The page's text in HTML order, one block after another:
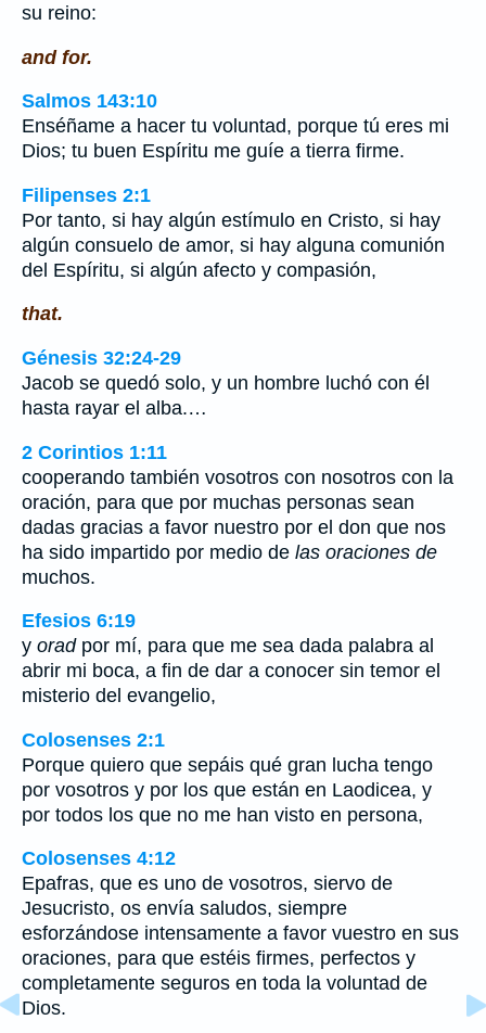
su reino:
and for.
Salmos 143:10
Enséñame a hacer tu voluntad, porque tú eres mi
Dios; tu buen Espíritu me guíe a tierra firme.
Filipenses 2:1
Por tanto, si hay algún estímulo en Cristo, si hay
algún consuelo de amor, si hay alguna comunión
del Espíritu, si algún afecto y compasión,
that.
Génesis 32:24-29
Jacob se quedó solo, y un hombre luchó con él
hasta rayar el alba.…
2 Corintios 1:11
cooperando también vosotros con nosotros con la
oración, para que por muchas personas sean
dadas gracias a favor nuestro por el don que nos
ha sido impartido por medio de las oraciones de
muchos.
Efesios 6:19
y oradpor mí, para que me sea dada palabra al
abrir mi boca, a fin de dar a conocer sin temor el
misterio del evangelio,
Colosenses 2:1
Porque quiero que sepáis qué gran lucha tengo
por vosotros y por los que están en Laodicea, y
por todos los que no me han visto en persona,
Colosenses 4:12
Epafras, que es uno de vosotros, siervo de
Jesucristo, os envía saludos, siempre
esforzándose intensamente a favor vuestro en sus
oraciones, para que estéis firmes, perfectos y
completamente seguros en toda la voluntad de
Dios.